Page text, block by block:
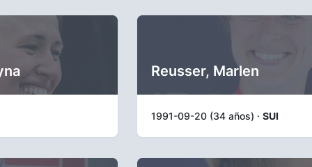
Reusser, Marlen
1991-09-20 (34 años) · SUI